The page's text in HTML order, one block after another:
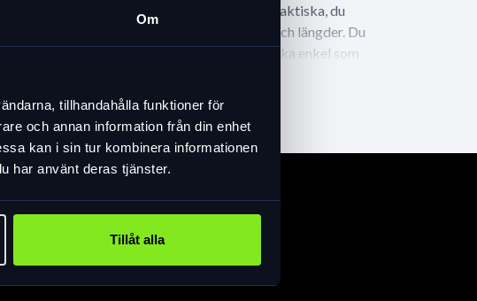
Om
tillhandahålla funktioner för
och annan information från din enhet
kan i sin tur kombinera informationen
har använt deras tjänster.
Tillåt alla
tillbaka: på cykeln. De två ögleändarna är praktiska, du
Övrigt: ABUS Cobra finns i olika tjocklekar och längder. Du
ABUS kan du använda en lösning som är lika enkel som
öglor. Välj längd på säkringsvajern som passar dina behov.